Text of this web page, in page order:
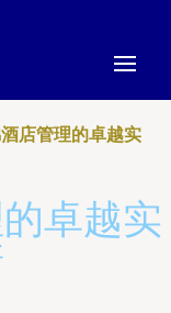
店管理的卓越实
卓越实